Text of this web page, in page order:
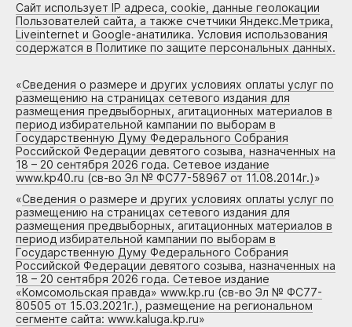
Сайт использует IP адреса, cookie, данные геолокации
Пользователей сайта, а также счетчики Яндекс.Метрика,
Liveinternet и Google-анатилика. Условия использования
содержатся в Политике по защите персональных данных.
«Сведения о размере и других условиях оплаты услуг по
размещению на страницах сетевого издания для
размещения предвыборных, агитационных материалов в
период избирательной кампании по выборам в
Государственную Думу Федерального Собрания
Российской Федерации девятого созыва, назначенных на
18 – 20 сентября 2026 года. Сетевое издание
www.kp40.ru (св-во Эл № ФС77-58967 от 11.08.2014г.)»
«Сведения о размере и других условиях оплаты услуг по
размещению на страницах сетевого издания для
размещения предвыборных, агитационных материалов в
период избирательной кампании по выборам в
Государственную Думу Федерального Собрания
Российской Федерации девятого созыва, назначенных на
18 – 20 сентября 2026 года. Сетевое издание
«Комсомольская правда» www.kp.ru (св-во Эл № ФС77-
80505 от 15.03.2021г.), размещение на региональном
сегменте сайта: www.kaluga.kp.ru»